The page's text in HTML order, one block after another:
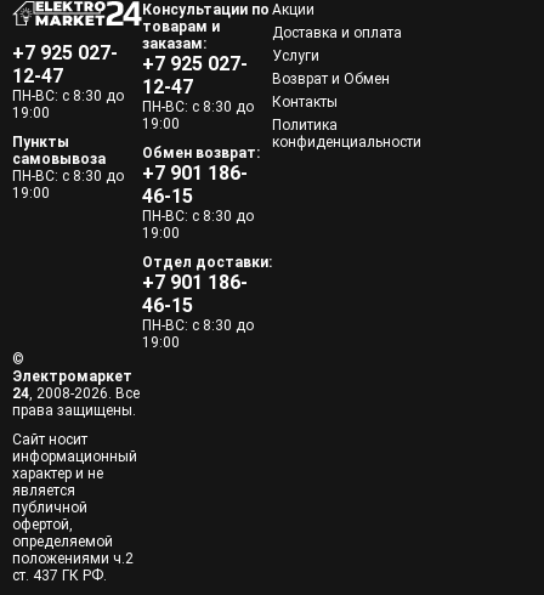
+7 925 027-
12-47
ПН-ВС: с 8:30 до
19:00
Пункты
самовывоза
ПН-ВС: с 8:30 до
19:00
Консультации по
товарам и
заказам:
+7 925 027-
12-47
ПН-ВС: с 8:30 до
19:00
Обмен возврат:
+7 901 186-
46-15
ПН-ВС: с 8:30 до
19:00
Отдел доставки:
+7 901 186-
46-15
ПН-ВС: с 8:30 до
19:00
Акции
Доставка и оплата
Услуги
Возврат и Обмен
Контакты
Политика
конфиденциальности
©
Электромаркет
24, 2008-2026. Все
права защищены.
Сайт носит
информационный
характер и не
является
публичной
офертой,
определяемой
положениями ч.2
ст. 437 ГК РФ.